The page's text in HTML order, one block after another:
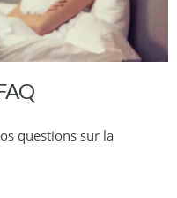
questions sur la